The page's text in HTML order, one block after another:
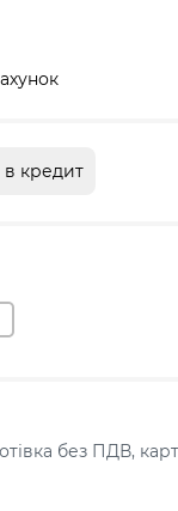
в кредит
без ПДВ,